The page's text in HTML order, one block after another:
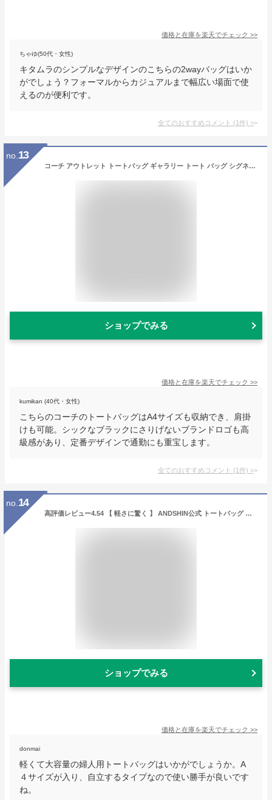
価格と在庫を楽天でチェック >>
ちゃゆ(50代・女性)
キタムラのシンプルなデザインのこちらの2wayバッグはいか
がでしょう？フォーマルからカジュアルまで幅広い場面で使
えるのが便利です。
全てのおすすめコメント (1件) >
no. 13
コーチ アウトレット トートバッグ ギャラリー トート バッグ シグネチャー キャンバス ブラウン ブラック レディース COACH CW381 IMXAQ A4対応
ショップでみる
価格と在庫を楽天でチェック >>
kumikan (40代・女性)
こちらのコーチのトートバッグはA4サイズも収納でき、肩掛
けも可能。シックなブラックにさりげないブランドロゴも高
級感があり、定番デザインで通勤にも重宝します。
全てのおすすめコメント (1件) >
no. 14
高評価レビュー4.54 【 軽さに驚く 】 ANDSHIN公式 トートバッグ レディース バッグ 通勤バッグ a4 自立 アンドシン ファスナーで閉まる 軽くて大容量 カバン ブランド 仕事用バッグ 軽量 軽い
ショップでみる
価格と在庫を楽天でチェック >>
donmai
軽くて大容量の婦人用トートバッグはいかがでしょうか。A
４サイズが入り、自立するタイプなので使い勝手が良いです
ね。